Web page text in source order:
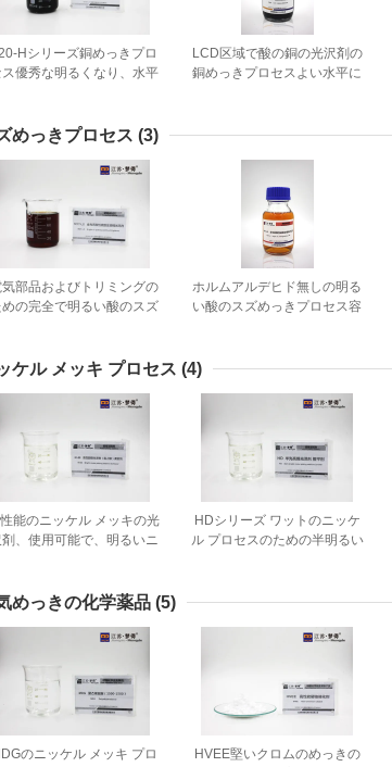
Hシリーズ銅めっきプロ
ス優秀な明るくなり、水平
LCD区域で酸の銅の光沢剤の
銅めっきプロセスよい水平に
めっきプロセス (3)
気部品およびトリミングの
めの完全で明るい酸のスズ
ホルムアルデヒド無しの明る
い酸のスズめっきプロセス容
ケル メッキ プロセス (4)
能のニッケル メッキの光
、使用可能で、明るいニ
HDシリーズ ワットのニッケ
ル プロセスのための半明るい
めっきの化学薬品 (5)
のニッケル メッキ プロ
HVEE堅いクロムのめっきの